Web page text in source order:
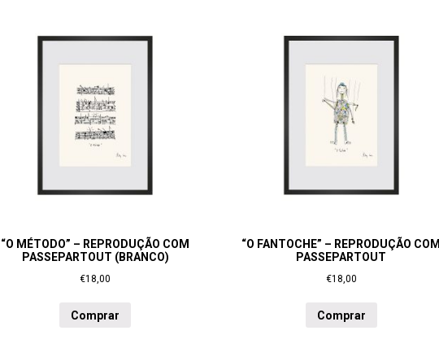
“O MÉTODO” – REPRODUÇÃO COM
PASSEPARTOUT (BRANCO)
€18,00
Comprar
“O FANTOCHE” – REPRODUÇÃO COM
PASSEPARTOUT
€18,00
Comprar